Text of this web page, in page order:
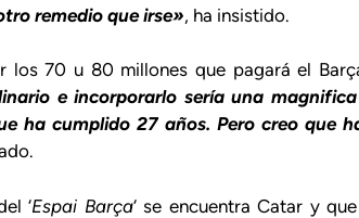
remedio que irse», ha insistido.
los 70 u 80 millones que pagará el
e incorporarlo sería una
ha cumplido 27 años. Pero creo que
‘Espai Barça‘ se encuentra Catar y